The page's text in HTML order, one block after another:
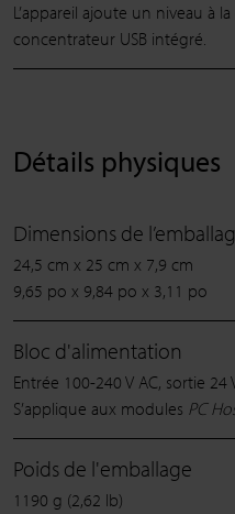
L’appareil ajoute un niveau à
concentrateur USB intégré.
Détails physiques
Dimensions de
24,5 cm x 25 cm x 7,9 cm
9,65 po x 9,84 po x 3,11 po
Bloc d'alimentation
Entrée 100-240 V AC, sortie 24
S’applique aux modules PC
Poids de l'emballage
1190 g (2,62 lb)